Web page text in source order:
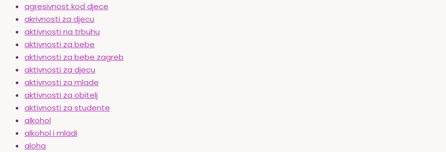
agresivnost kod djece
akrivnosti za djecu
aktivnosti na trbuhu
aktivnosti za bebe
aktivnosti za bebe zagreb
aktivnosti za djecu
aktivnosti za mlade
aktivnosti za obitelj
aktivnosti za studente
alkohol
alkohol i mladi
aloha